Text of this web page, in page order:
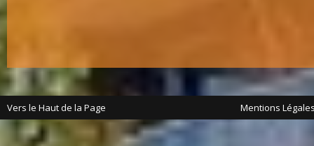
Vers le Haut de la Page Mentions